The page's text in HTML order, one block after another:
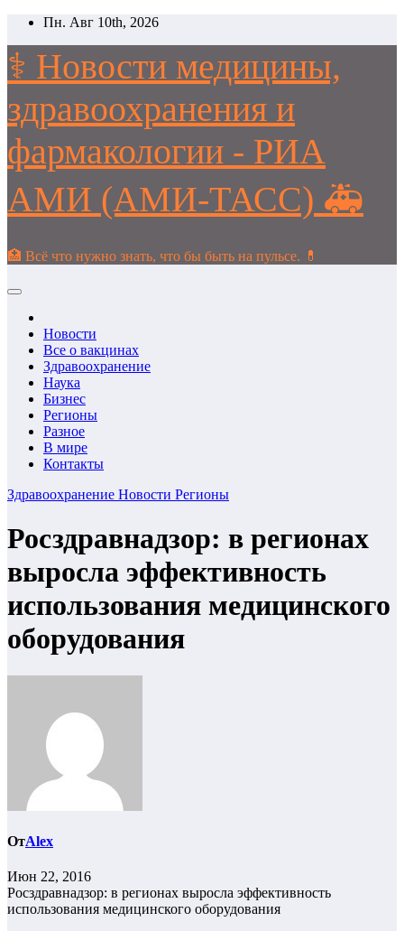
Перейти
содержимому
Пн. Авг 10th, 2026
⚕️ Новости медицины,
здравоохранения и
фармакологии - РИА
АМИ (АМИ-ТАСС) 🚑
🏥 Всё что нужно знать, что бы быть на пульсе. 💊
Новости
Все о вакцинах
Здравоохранение
Наука
Бизнес
Регионы
Разное
В мире
Контакты
Здравоохранение Новости Регионы
Росздравнадзор: в регионах
выросла эффективность
использования медицинского
оборудования
ОтAlex
Июн 22, 2016
Росздравнадзор: в регионах выросла эффективность
использования медицинского оборудования